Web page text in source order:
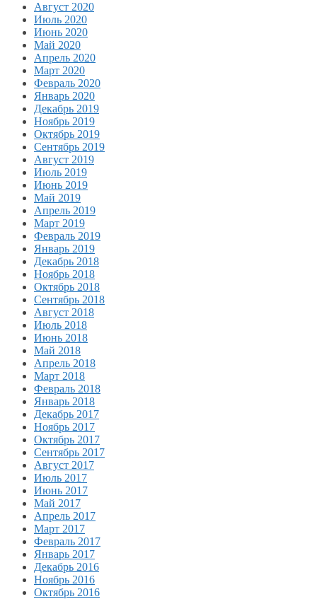
Август 2020
Июль 2020
Июнь 2020
Май 2020
Апрель 2020
Март 2020
Февраль 2020
Январь 2020
Декабрь 2019
Ноябрь 2019
Октябрь 2019
Сентябрь 2019
Август 2019
Июль 2019
Июнь 2019
Май 2019
Апрель 2019
Март 2019
Февраль 2019
Январь 2019
Декабрь 2018
Ноябрь 2018
Октябрь 2018
Сентябрь 2018
Август 2018
Июль 2018
Июнь 2018
Май 2018
Апрель 2018
Март 2018
Февраль 2018
Январь 2018
Декабрь 2017
Ноябрь 2017
Октябрь 2017
Сентябрь 2017
Август 2017
Июль 2017
Июнь 2017
Май 2017
Апрель 2017
Март 2017
Февраль 2017
Январь 2017
Декабрь 2016
Ноябрь 2016
Октябрь 2016